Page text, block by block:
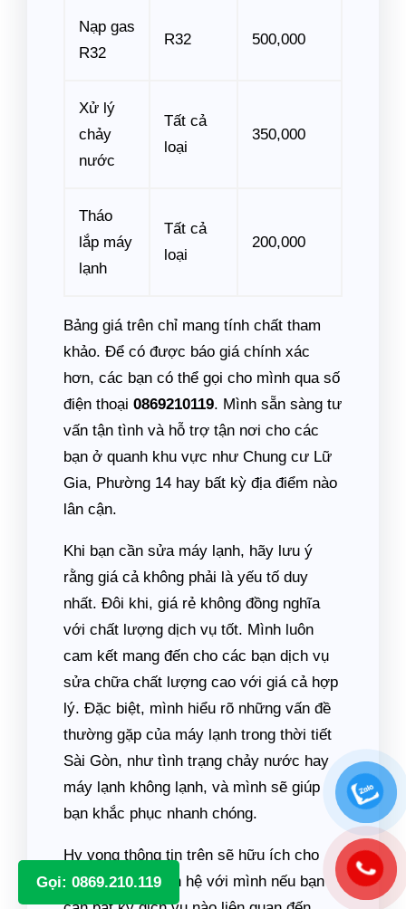
Gọi: 0869.210.119
Nạp gas
R32
R32 500,000
Xử lý
chảy
nước
Tất cả
loại
350,000
Tháo
lắp máy
lạnh
Tất cả
loại
200,000
Bảng giá trên chỉ mang tính chất tham
khảo. Để có được báo giá chính xác
hơn, các bạn có thể gọi cho mình qua số
điện thoại 0869210119. Mình sẵn sàng tư
vấn tận tình và hỗ trợ tận nơi cho các
bạn ở quanh khu vực như Chung cư Lữ
Gia, Phường 14 hay bất kỳ địa điểm nào
lân cận.
Khi bạn cần sửa máy lạnh, hãy lưu ý
rằng giá cả không phải là yếu tố duy
nhất. Đôi khi, giá rẻ không đồng nghĩa
với chất lượng dịch vụ tốt. Mình luôn
cam kết mang đến cho các bạn dịch vụ
sửa chữa chất lượng cao với giá cả hợp
lý. Đặc biệt, mình hiểu rõ những vấn đề
thường gặp của máy lạnh trong thời tiết
Sài Gòn, như tình trạng chảy nước hay
máy lạnh không lạnh, và mình sẽ giúp
bạn khắc phục nhanh chóng.
Hy vọng thông tin trên sẽ hữu ích cho
các bạn. Hãy liên hệ với mình nếu bạn